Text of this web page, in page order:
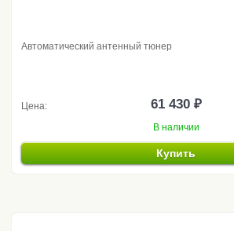
Автоматический антенный тюнер
Цена: 61 430 ₽
В наличии
Купить